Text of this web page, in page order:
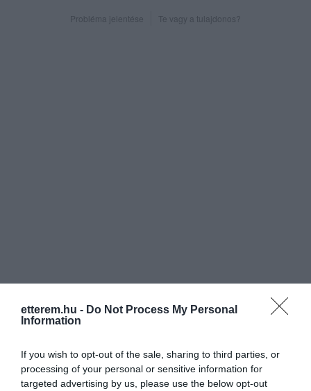
etterem.hu - Do Not Process My Personal
Information
If you wish to opt-out of the sale, sharing to third parties, or
processing of your personal or sensitive information for
targeted advertising by us, please use the below opt-out
ételeken és a kiszolgálás minőségén.
Probléma jelentése Te vagy a tulajdonos?
Értékelések Értékeld Te is
5 2